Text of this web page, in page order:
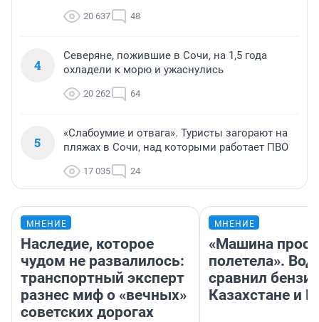
20 637 48
4
Северяне, пожившие в Сочи, на 1,5 года
охладели к морю и ужаснулись
20 262 64
5
«Слабоумие и отвага». Туристы загорают на
пляжах в Сочи, над которыми работает ПВО
17 035 24
МНЕНИЕ
Наследие, которое
чудом не развалилось:
транспортный эксперт
разнес миф о «вечных»
советских дорогах
МНЕНИЕ
«Машина
полетела».
сравнил
Казахстане и